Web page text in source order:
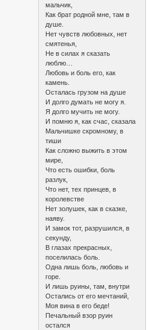
мальчик,
Как брат родной мне, там в
душе.
Нет чувств любовных, нет
смятенья,
Не в силах я сказать
люблю…
Любовь и боль его, как
камень.
Осталась грузом на душе
И долго думать не могу я.
Я долго мучить не могу.
И помню я, как счас, сказала
Мальчишке скромному, в
тиши
Как сложно выжить в этом
мире,
Что есть ошибки, боль
разлук,
Что нет, тех принцев, в
королевстве
Нет золушек, как в сказке,
наяву.
И замок тот, разрушился, в
секунду,
В глазах прекрасных,
поселилась боль.
Одна лишь боль, любовь и
горе.
И лишь руины, там, внутри
Остались от его мечтаний,
Моя вина в его беде!
Печальный взор руин
остался